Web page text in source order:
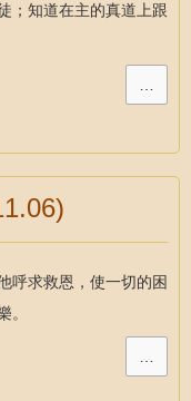
；知道在主的真道上跟
…
呼求救恩，使一切的困
。
…